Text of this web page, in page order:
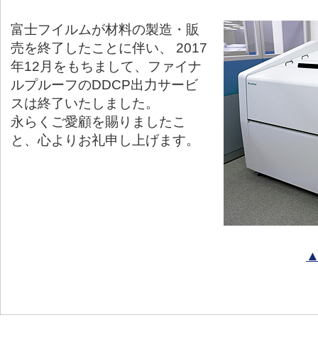
富士フイルムが材料の製造・販
売を終了したことに伴い、 2017
年12月をもちまして、ファイナ
ルプルーフのDDCP出力サービ
スは終了いたしました。
永らくご愛顧を賜りましたこ
と、心よりお礼申し上げます。